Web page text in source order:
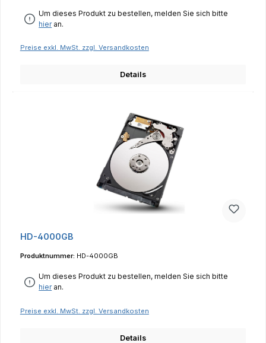
Um dieses Produkt zu bestellen, melden Sie sich bitte
hieran.
Preise exkl. MwSt. zzgl. Versandkosten
Details
HD-4000GB
Produktnummer: HD-4000GB
Um dieses Produkt zu bestellen, melden Sie sich bitte
hieran.
Preise exkl. MwSt. zzgl. Versandkosten
Details